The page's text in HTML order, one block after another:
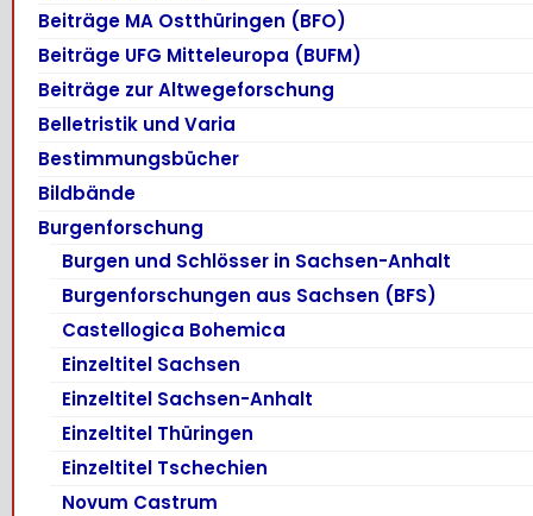
Beiträge MA Ostthüringen (BFO)
Beiträge UFG Mitteleuropa (BUFM)
Beiträge zur Altwegeforschung
Belletristik und Varia
Bestimmungsbücher
Bildbände
Burgenforschung
Burgen und Schlösser in Sachsen-Anhalt
Burgenforschungen aus Sachsen (BFS)
Castellogica Bohemica
Einzeltitel Sachsen
Einzeltitel Sachsen-Anhalt
Einzeltitel Thüringen
Einzeltitel Tschechien
Novum Castrum